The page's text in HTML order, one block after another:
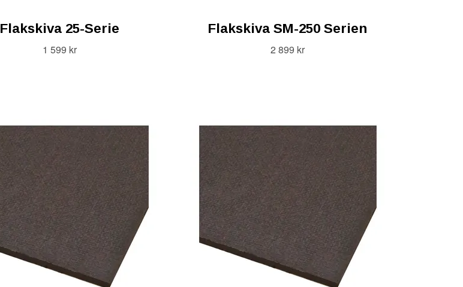
Flakskiva 25-Serie
1 599 kr
Flakskiva SM-250 Serien
2 899 kr